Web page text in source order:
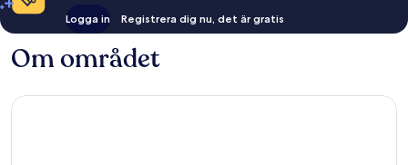
Logga in Registrera dig nu, det är gratis
Om området